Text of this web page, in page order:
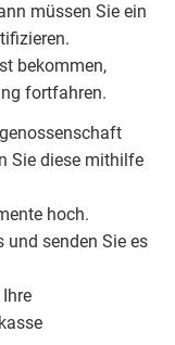
müssen Sie ein
bekommen,
fortfahren.
Sie diese mithilfe
hoch.
und senden Sie es